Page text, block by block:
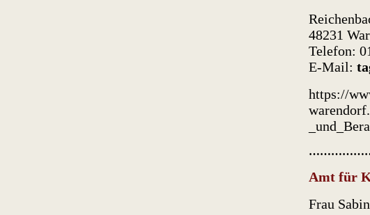
48231
Telefon:
E-Mail:
https://
Amt für
Frau